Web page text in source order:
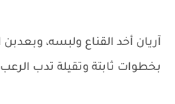
آريان أخد القناع ولبسه،
بخطوات ثابتة وتقيلة تدب